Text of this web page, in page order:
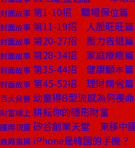
封面故事 第1-10招 職場保位篇
封面故事 第11-19招 人脈旺旺篇
封面故事 第20-27招 壓力告退篇
封面故事 第28-34招 家庭療癒篇
封面故事 第35-44招 健康顧本篇
封面故事 第45-52招 理財精省篇
百大良醫 幼童得B型流感為何喪命
財富線上 耕耘你的隱形財富
國際視窗 矽谷創業天堂 東移中
商周書摘 iPhone是韓國的手機？